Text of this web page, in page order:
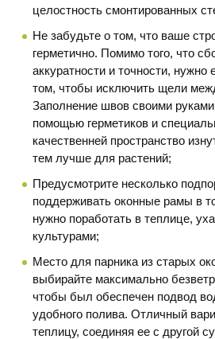
целостность смонтированных
Не забудьте о том, что ваше
герметично. Помимо того, что
аккуратности и точности, нужно
том, чтобы исключить щели
Заполнение швов своими
помощью герметиков и
качественней пространство
тем лучше для растений;
Предусмотрите несколько
поддерживать оконные рамы в
нужно поработать в теплице,
культурами;
Место для парника из старых
выбирайте максимально
чтобы был обеспечен подвод
удобного полива. Отличный
теплицу, соединяя ее с другой